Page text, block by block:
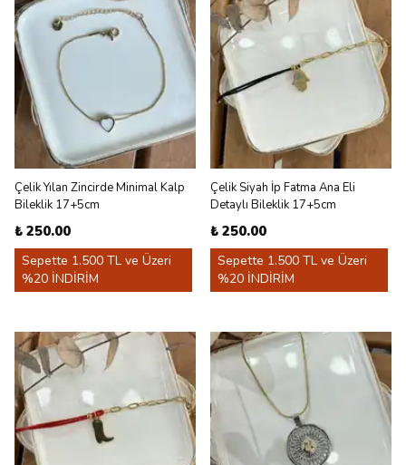
Çelik Yılan Zincirde Minimal Kalp
Bileklik 17+5cm
₺ 250.00
Sepette 1.500 TL ve Üzeri
%20 İNDİRİM
Çelik Siyah İp Fatma Ana Eli
Detaylı Bileklik 17+5cm
₺ 250.00
Sepette 1.500 TL ve Üzeri
%20 İNDİRİM